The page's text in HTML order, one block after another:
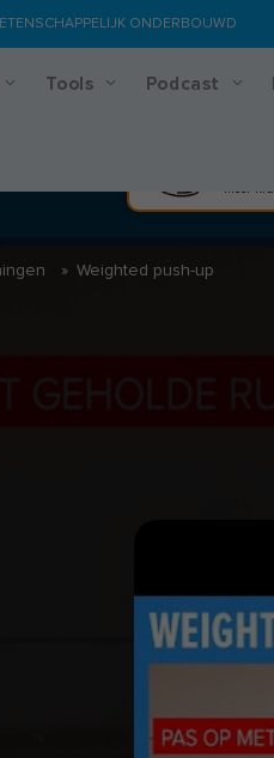
ONDERBOUWD
Tools Podcast
» Weighted push-up